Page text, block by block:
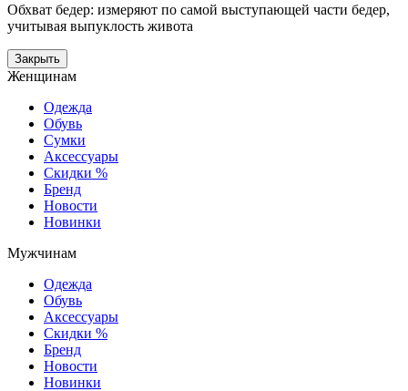
Обхват бедер: измеряют по самой выступающей части бедер,
учитывая выпуклость живота
Закрыть
Женщинам
Одежда
Обувь
Сумки
Аксессуары
Скидки %
Бренд
Новости
Новинки
Мужчинам
Одежда
Обувь
Аксессуары
Скидки %
Бренд
Новости
Новинки